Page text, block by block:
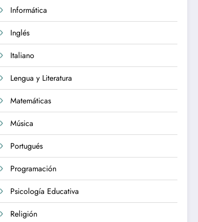
Informática
Inglés
Italiano
Lengua y Literatura
Matemáticas
Música
Portugués
Programación
Psicología Educativa
Religión